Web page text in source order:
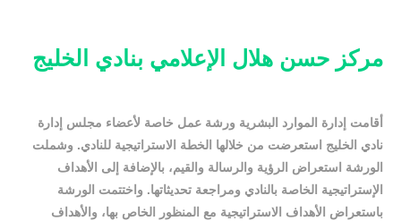
مركز حسن هلال الإعلامي بنادي الخليج
أقامت إدارة الموارد البشرية ورشة عمل خاصة لأعضاء مجلس إدارة
نادي الخليج استعرضت من خلالها الخطة الاستراتيجية للنادي. وشملت
الورشة استعراض الرؤية والرسالة والقيم، بالإضافة إلى الأهداف
الإستراتيجية الخاصة بالنادي ومراجعة تحديثاتها. واختتمت الورشة
باستعراض الأهداف الاستراتيجية مع المنظور الخاص بها، والأهداف